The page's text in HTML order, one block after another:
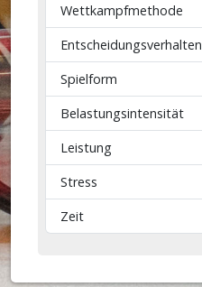
Wettkampfmethode
Entscheidungsverhalten
Spielform
Belastungsintensität
Leistung
Stress
Zeit